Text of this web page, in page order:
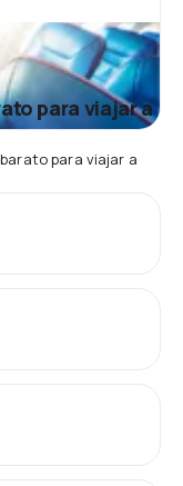
para viajar a
para viajar a